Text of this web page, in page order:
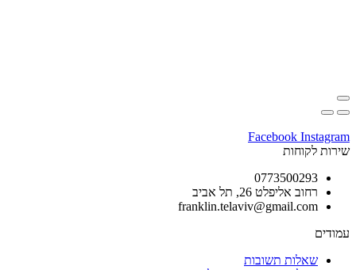
Facebook Instagram
שירות לקוחות
0773500293
רחוב אליפלט 26, תל אביב
franklin.telaviv@gmail.com
עמודים
שאלות תשובות